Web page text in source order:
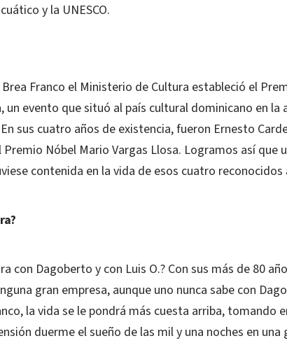
y la UNESCO.
Brea Franco el Ministerio de Cultura estableció el
un evento que situó al país cultural dominicano en la
sus cuatro años de existencia, fueron Ernesto
Premio Nóbel Mario Vargas Llosa. Logramos así que
contenida en la vida de esos cuatro reconocidos
con Dagoberto y con Luis O.? Con sus más de 80
gran empresa, aunque uno nunca sabe con
la vida se le pondrá más cuesta arriba, tomando
duerme el sueño de las mil y una noches en